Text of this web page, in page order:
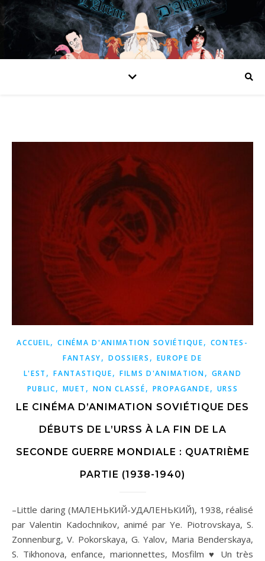
ACCUEIL,CINÉMA D'ANIMATION SOVIÉTIQUE, CONTES-
FANTASY, DOSSIERS , EUROPE DE
L'EST ,FANTASTIQUE, FILMS D'ANIMATION, GRAND
PUBLIC, MUET , NON CLASSÉ, PROPAGANDE, URSS
LE CINÉMA D’ANIMATION SOVIÉTIQUE DES
DÉBUTS DE L’URSS À LA FIN DE LA
SECONDE GUERRE MONDIALE : QUATRIÈME
PARTIE (1938-1940)
–Little daring (МАЛЕНЬКИЙ-УДАЛЕНЬКИЙ), 1938, réalisé
par Valentin Kadochnikov, animé par Ye. Piotrovskaya, S.
Zonnenburg, V. Pokorskaya, G. Yalov, Maria Benderskaya,
S. Tikhonova, enfance, marionnettes, Mosfilm ♥ Un très